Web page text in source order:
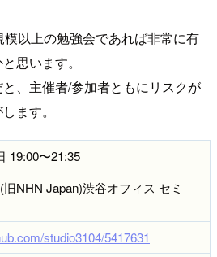
以上の勉強会であれば非常に有
思います。
、主催者/参加者ともにリスクが
ます。
19:00〜21:35
NHN Japan)渋谷オフィス セミ
studio3104/5417631